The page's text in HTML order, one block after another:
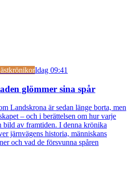
Idag 09:41
glömmer sina spår
Landskrona är sedan länge borta, men
– och i berättelsen om hur varje
bild av framtiden. I denna krönika
järnvägens historia, människans
och vad de försvunna spåren